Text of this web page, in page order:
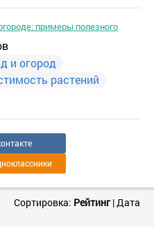
примеры полезного
и огород
растений
Сортировка: Рейтинг|Дата